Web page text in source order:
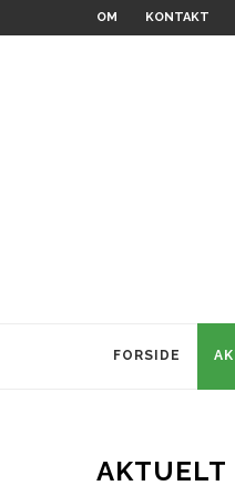
OM KONTAKT
FORSIDE
AKTUELT